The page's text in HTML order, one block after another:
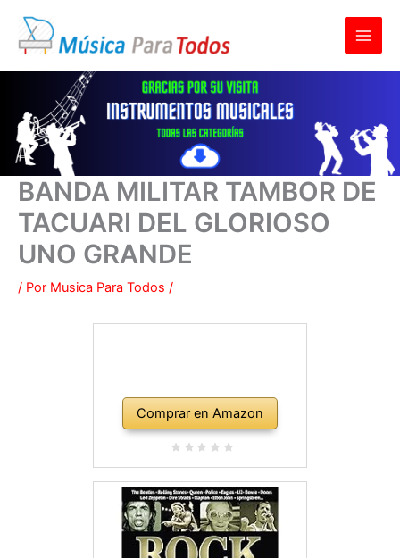
contenido
BANDA MILITAR TAMBOR DE
TACUARI DEL GLORIOSO
UNO GRANDE
/ Por Musica Para Todos /
Comprar en Amazon